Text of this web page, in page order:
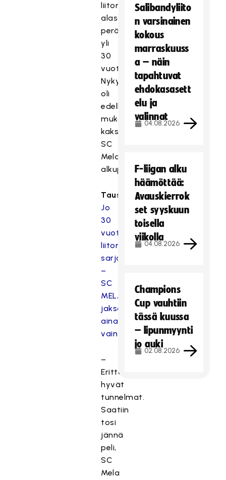
liiton
alasarjoja
peräti
yli
30
vuotta.
Nykyjoukkueessakin
oli
edelleen
mukana
kaksi
SC
Melan
alkuperäisjäsentä.
Tausta:
Jo
30
vuotta
liiton
sarjoissa
–
SC
MELA
jaksaa
aina
vain
–
Erittäin
hyvät
tunnelmat.
Saatiin
tosi
jännä
peli,
SC
Mela
Salibandyliito
n varsinainen
kokous
marraskuuss
a – näin
tapahtuvat
ehdokasasett
elu ja
valinnat
04.08.2026
F-liigan alku
häämöttää:
Avauskierrok
set syyskuun
toisella
viikolla
04.08.2026
Champions
Cup vauhtiin
tässä kuussa
– lipunmyynti
jo auki
02.08.2026